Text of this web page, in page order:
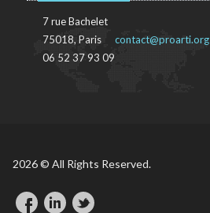
7 rue Bachelet
75018, Paris
06 52 37 93 09
contact@proarti.org
2026 © All Rights Reserved.